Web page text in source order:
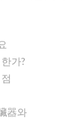
가?
器와